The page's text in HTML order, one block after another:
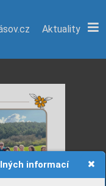
informací
Aktuality